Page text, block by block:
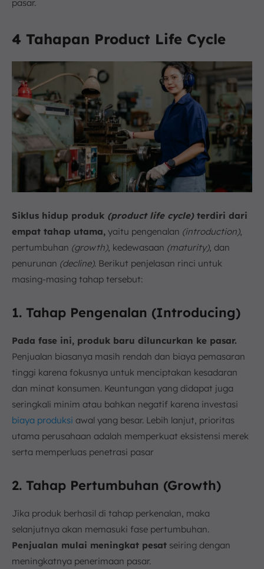
pasar.
4 Tahapan Product Life Cycle
Siklus hidup produk (product life cycle)terdiri dari
empat tahap utama, yaitu pengenalan (introduction),
pertumbuhan (growth), kedewasaan (maturity), dan
penurunan (decline). Berikut penjelasan rinci untuk
masing-masing tahap tersebut:
1. Tahap Pengenalan (Introducing)
Pada fase ini, produk baru diluncurkan ke pasar.
Penjualan biasanya masih rendah dan biaya pemasaran
tinggi karena fokusnya untuk menciptakan kesadaran
dan minat konsumen. Keuntungan yang didapat juga
seringkali minim atau bahkan negatif karena investasi
biaya produksi awal yang besar. Lebih lanjut, prioritas
utama perusahaan adalah memperkuat eksistensi merek
serta memperluas penetrasi pasar
2. Tahap Pertumbuhan (Growth)
Jika produk berhasil di tahap perkenalan, maka
selanjutnya akan memasuki fase pertumbuhan.
Penjualan mulai meningkat pesat seiring dengan
meningkatnya penerimaan pasar.